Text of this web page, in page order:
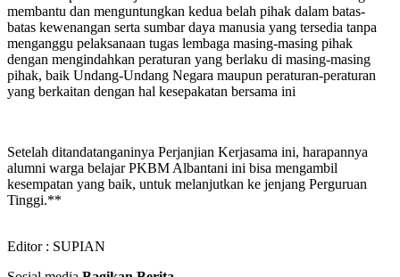
membantu dan menguntungkan kedua belah pihak dalam batas-
batas kewenangan serta sumbar daya manusia yang tersedia tanpa
menganggu pelaksanaan tugas lembaga masing-masing pihak
dengan mengindahkan peraturan yang berlaku di masing-masing
pihak, baik Undang-Undang Negara maupun peraturan-peraturan
yang berkaitan dengan hal kesepakatan bersama ini
Setelah ditandatanganinya Perjanjian Kerjasama ini, harapannya
alumni warga belajar PKBM Albantani ini bisa mengambil
kesempatan yang baik, untuk melanjutkan ke jenjang Perguruan
Tinggi.**
Editor : SUPIAN